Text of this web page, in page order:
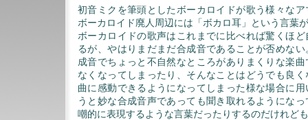
初音ミクを筆頭としたボーカロイドが歌う様々な
ボーカロイド廃人周辺には「ボカロ耳」という言葉
ボーカロイドの歌声はこれまでに比べれば驚くほ
るが、やはりまだまだ合成音であることが否めな
成音でちょっと不自然なところがありまくりな楽
なくなってしまったり、そんなことはどうでも良
曲に感動できるようになってしまった様な場合に
うと妙な合成音声であっても聞き取れるようにな
嘲的に表現するような言葉だったりするのだけれど